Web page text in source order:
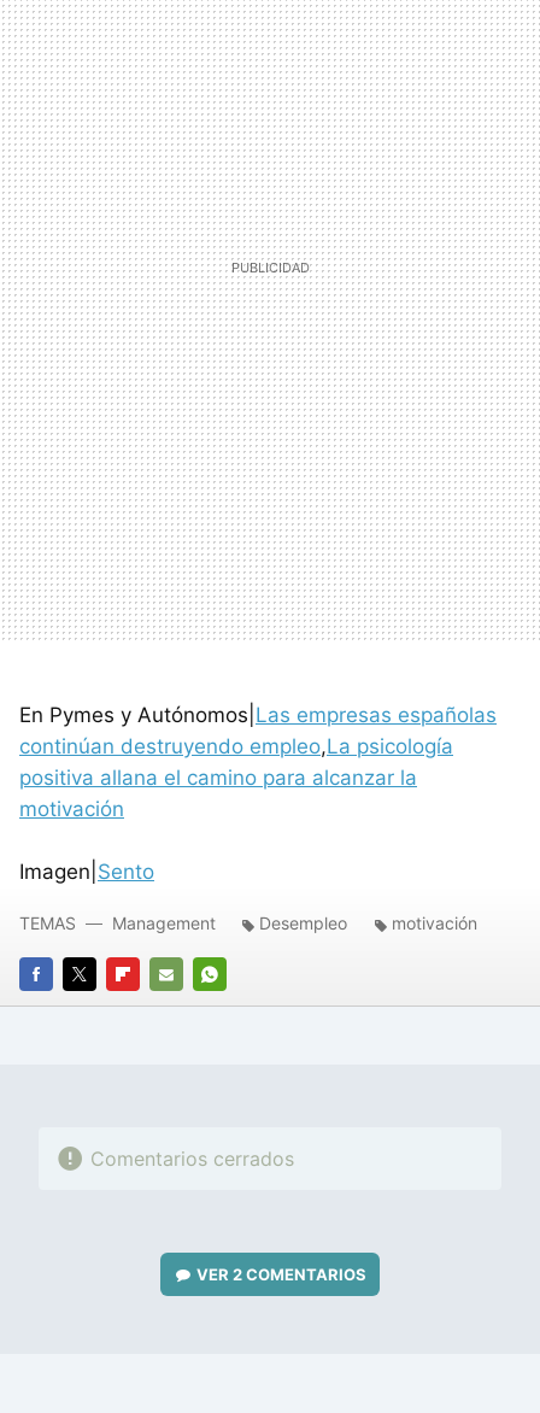
En Pymes y Autónomos| Las empresas españolas
continúan destruyendo empleo,La psicología
positiva allana el camino para alcanzar la
motivación
Imagen| Sento
FACEBOOK
TWITTERFLIPBOARD
E-
WHATSAPP
TEMAS Management Desempleo motivación
Comentarios cerrados
VER2 COMENTARIOS